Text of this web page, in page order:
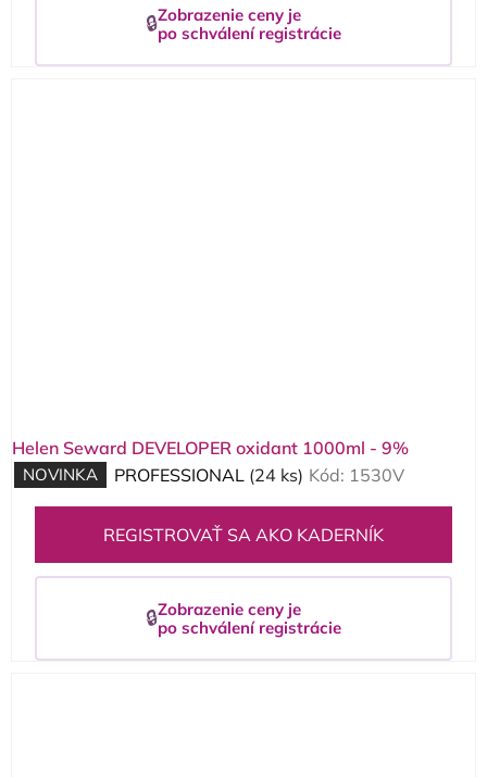
🔒Zobrazenie ceny je
po schválení registrácie
Helen Seward DEVELOPER oxidant 1000ml - 9%
NOVINKA PROFESSIONAL (24 ks) Kód: 1530V
REGISTROVAŤ SA AKO KADERNÍK
🔒Zobrazenie ceny je
po schválení registrácie